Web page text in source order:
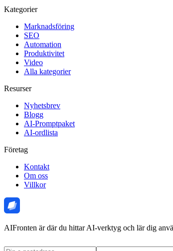
Kategorier
Marknadsföring
SEO
Automation
Produktivitet
Video
Alla kategorier
Resurser
Nyhetsbrev
Blogg
AI-Promptpaket
AI-ordlista
Företag
Kontakt
Om oss
Villkor
AIFronten är där du hittar AI-verktyg och lär dig